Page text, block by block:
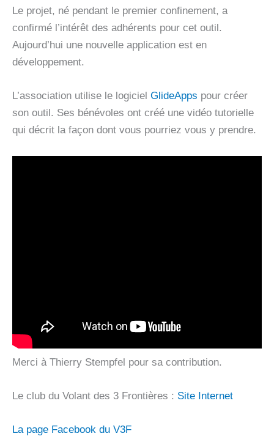
Le projet, né pendant le premier confinement, a
confirmé l’intérêt des adhérents pour cet outil.
Aujourd’hui une nouvelle application est en
développement.
L’association utilise le logiciel GlideApps pour créer
son outil. Ses bénévoles ont créé une vidéo tutorielle
qui décrit la façon dont vous pourriez vous y prendre.
Merci à Thierry Stempfel pour sa contribution.
Le club du Volant des 3 Frontières : Site Internet
La page Facebook du V3F